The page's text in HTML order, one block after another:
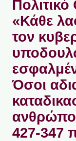
«Κάθε
τον
Όσοι
427-347